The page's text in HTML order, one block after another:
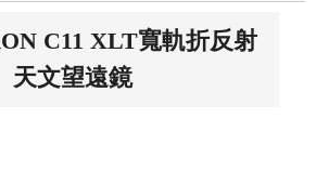
C11 XLT寬軌折反射
天文望遠鏡